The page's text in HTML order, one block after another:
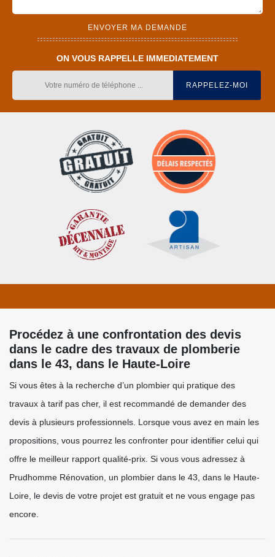
ON VOUS RAPPELLE IMMEDIATEMENT
Procédez à une confrontation des devis
dans le cadre des travaux de plomberie
dans le 43, dans le Haute-Loire
Si vous êtes à la recherche d’un plombier qui pratique des
travaux à tarif pas cher, il est recommandé de demander des
devis à plusieurs professionnels. Lorsque vous avez en main les
propositions, vous pourrez les confronter pour identifier celui qui
offre le meilleur rapport qualité-prix. Si vous vous adressez à
Prudhomme Rénovation, un plombier dans le 43, dans le Haute-
Loire, le devis de votre projet est gratuit et ne vous engage pas
encore.